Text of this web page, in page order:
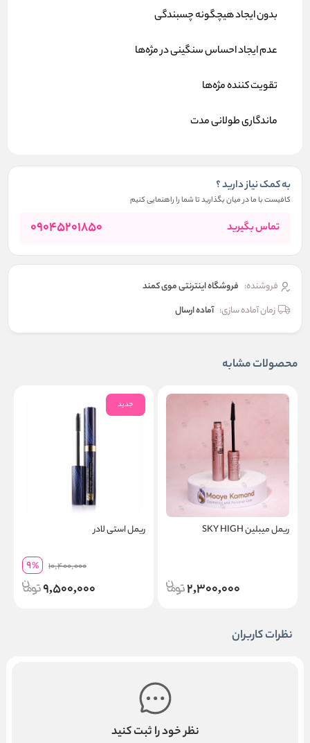
بدون ایجاد هیچگونه چسبندگی
عدم ایجاد احساس سنگینی در مژه‌ها
تقویت کننده مژه‌ها
ماندگاری طولانی مدت
به کمک نیاز دارید ؟
کافیست با ما در میان بگذارید تا شما را راهنمایی کنیم
تماس بگیرید 09045201850
فروشنده: فروشگاه اینترنتی موی کمند
زمان آماده سازی: آماده ارسال
محصولات مشابه
ریمل میبلین SKY HIGH
2,300,000
جدید
ریمل استی لادر
10,400,000
9%
9,500,000
نظرات کاربران
نظر خود را ثبت کنید